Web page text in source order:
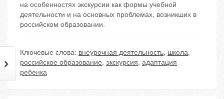
на особенностях экскурсии как формы учебной
деятельности и на основных проблемах, возникших в
российском образовании.
Ключевые слова: внеурочная деятельность, школа,
российское образование, экскурсия, адаптация
ребенка